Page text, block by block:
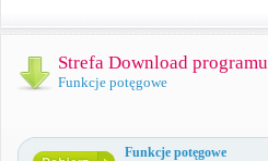
Strefa Download programu
Funkcje potęgowe
Funkcje potęgowe